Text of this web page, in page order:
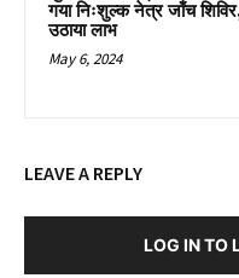
गया निःशुल्क नेत्र जाँच
उठाया लाभ
May 6, 2024
LEAVE A REPLY
LOG IN TO